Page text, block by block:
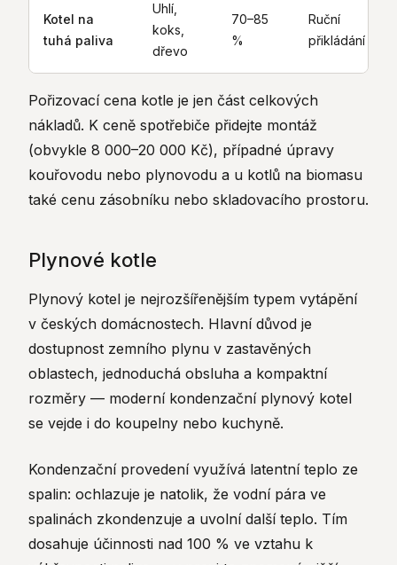
Kotel na
tuhá paliva
Uhlí,
koks,
dřevo
70–85
%
Ruční
přikládání
Pořizovací cena kotle je jen část celkových
nákladů. K ceně spotřebiče přidejte montáž
(obvykle 8 000–20 000 Kč), případné úpravy
kouřovodu nebo plynovodu a u kotlů na biomasu
také cenu zásobníku nebo skladovacího prostoru.
Plynové kotle
Plynový kotel je nejrozšířenějším typem vytápění
v českých domácnostech. Hlavní důvod je
dostupnost zemního plynu v zastavěných
oblastech, jednoduchá obsluha a kompaktní
rozměry — moderní kondenzační plynový kotel
se vejde i do koupelny nebo kuchyně.
Kondenzační provedení využívá latentní teplo ze
spalin: ochlazuje je natolik, že vodní pára ve
spalinách zkondenzuje a uvolní další teplo. Tím
dosahuje účinnosti nad 100 % ve vztahu k